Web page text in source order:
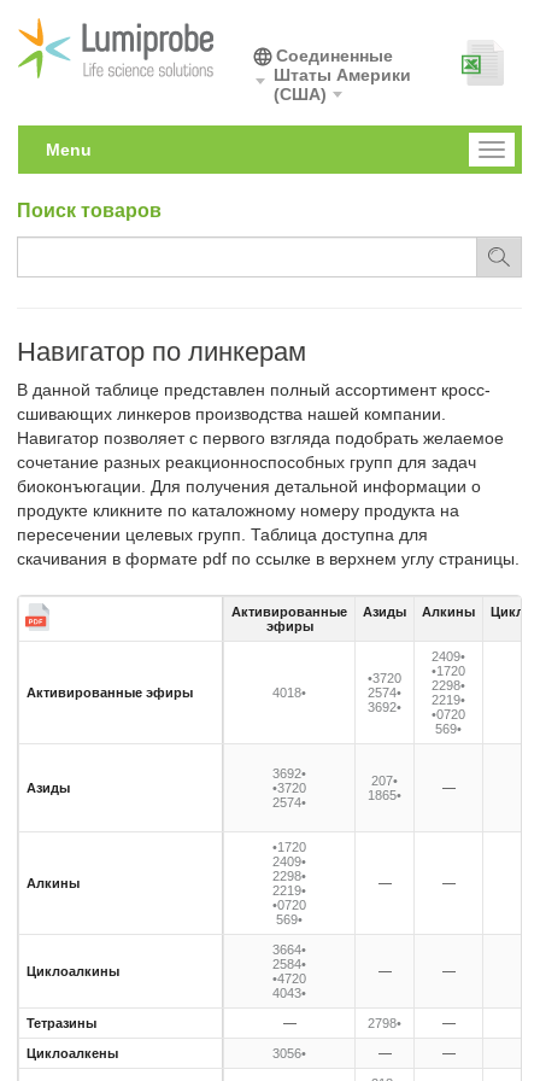
Соединенные
Штаты Америки
(США)
Toggle
Menu
Поиск товаров
Навигатор по линкерам
В данной таблице представлен полный ассортимент кросс-
сшивающих линкеров производства нашей компании.
Навигатор позволяет с первого взгляда подобрать желаемое
сочетание разных реакционноспособных групп для задач
биоконъюгации. Для получения детальной информации о
продукте кликните по каталожному номеру продукта на
пересечении целевых групп. Таблица доступна для
скачивания в формате pdf по ссылке в верхнем углу страницы.
Активированные
эфиры
Азиды Алкины
Активированные эфиры 4018•
•3720
2574•
3692•
2409•
•1720
2298•
2219•
•0720
569•
Азиды
3692•
•3720
2574•
207•
1865•
—
Алкины
•1720
2409•
2298•
2219•
•0720
569•
— —
Циклоалкины
3664•
2584•
•4720
4043•
— —
Тетразины — 2798• —
Циклоалкены 3056• — —